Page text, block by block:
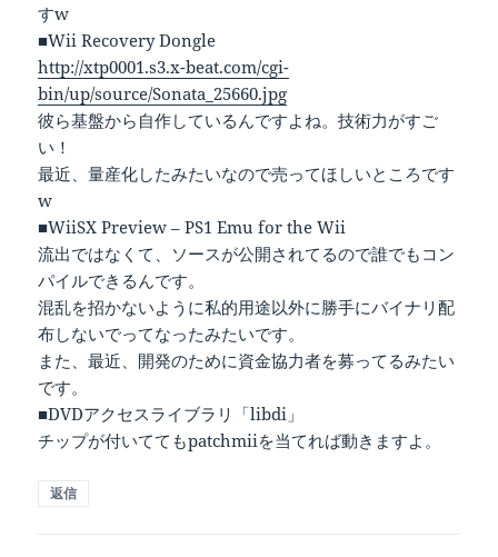
すw
■Wii Recovery Dongle
http://xtp0001.s3.x-beat.com/cgi-
bin/up/source/Sonata_25660.jpg
彼ら基盤から自作しているんですよね。技術力がすご
い！
最近、量産化したみたいなので売ってほしいところです
w
■WiiSX Preview – PS1 Emu for the Wii
流出ではなくて、ソースが公開されてるので誰でもコン
パイルできるんです。
混乱を招かないように私的用途以外に勝手にバイナリ配
布しないでってなったみたいです。
また、最近、開発のために資金協力者を募ってるみたい
です。
■DVDアクセスライブラリ「libdi」
チップが付いててもpatchmiiを当てれば動きますよ。
返信